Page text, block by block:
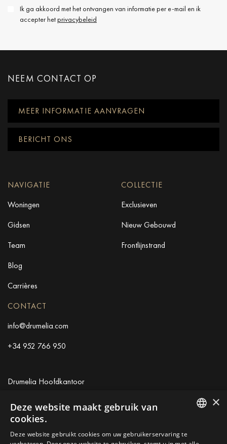
Ik ga akkoord met het ontvangen van informatie per e-mail en ik
accepter hetprivacybeleid
NEEM CONTACT OP
MEER INFORMATIE AANVRAGEN
BERICHT ONS
NAVIGATIE
Woningen
Gidsen
Team
Blog
Carrières
COLLECTIE
Exclusieven
Nieuw Gebouwd
Frontlijnstrand
CONTACT
info@drumelia.com
+34 952 766 950
Drumelia Hoofdkantoor
Centro de Negocios Puerta de Banus
Edificio B, Local 11
+34 952 766 950
×
Deze website maakt gebruik van
cookies.
Deze website gebruikt cookies om uw gebruikerservaring te